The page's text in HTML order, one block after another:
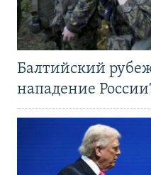
Балтийский
нападение